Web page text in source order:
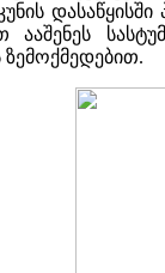
ააშენეს